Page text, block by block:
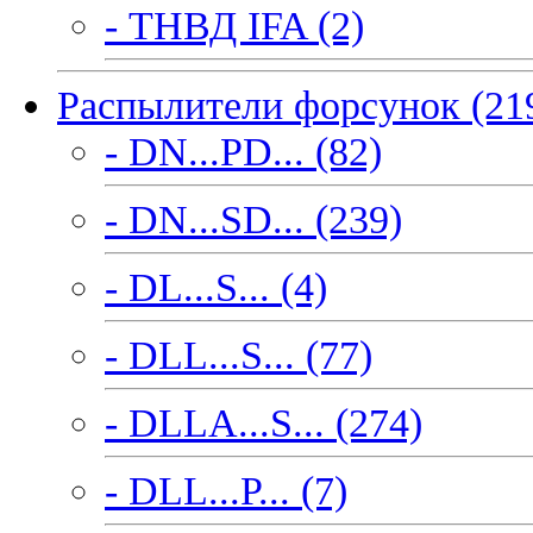
- ТНВД IFA (2)
Распылители форсунок
- DN...PD... (82)
- DN...SD... (239)
- DL...S... (4)
- DLL...S... (77)
- DLLA...S... (274)
- DLL...P... (7)